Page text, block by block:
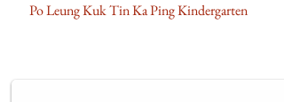
Po Leung Kuk Tin Ka Ping Kindergarten